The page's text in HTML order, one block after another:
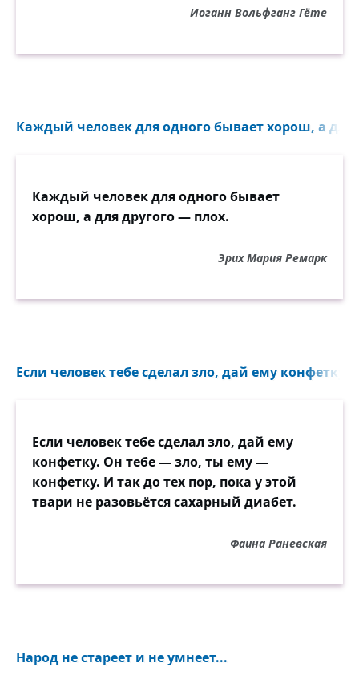
Иоганн Вольфганг Гёте
Каждый человек для одного бывает хорош, а для
Каждый человек для одного бывает
хорош, а для другого — плох.
Эрих Мария Ремарк
Если человек тебе сделал зло, дай ему конфетку...
Если человек тебе сделал зло, дай ему
конфетку. Он тебе — зло, ты ему —
конфетку. И так до тех пор, пока у этой
твари не разовьётся сахарный диабет.
Фаина Раневская
Народ не стареет и не умнеет...